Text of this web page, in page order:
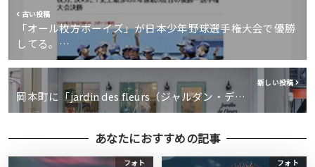
古い投稿
「オール枚方ボーイズ」が日本少年野球選手権大会で優勝
してる。…
新しい投稿
岡本町に「jardin des fleurs（ジャルダン・デ…
あなたにおすすめの記事
フォト フォト